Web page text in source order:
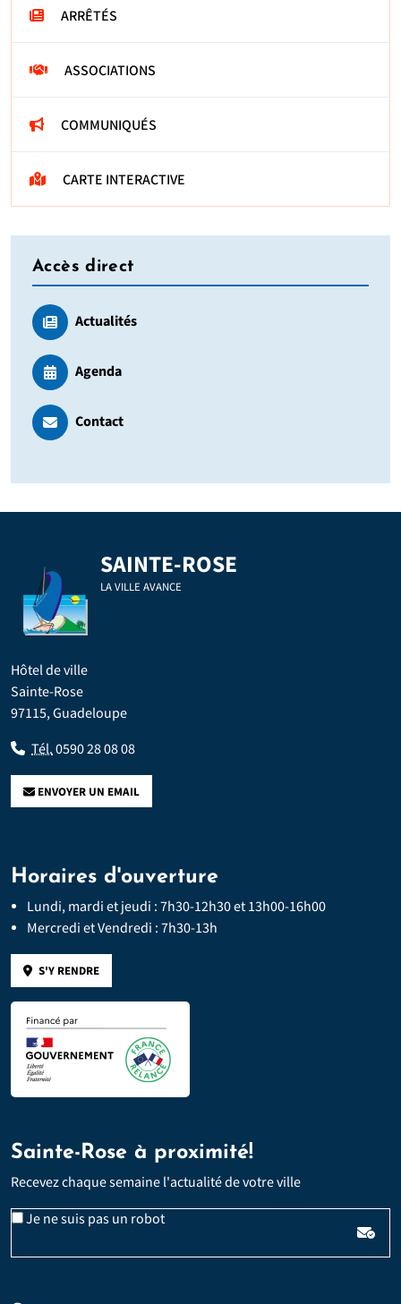
ARRÊTÉS
ASSOCIATIONS
COMMUNIQUÉS
CARTE INTERACTIVE
Accès direct
Actualités
Agenda
Contact
SAINTE-ROSE
LA VILLE AVANCE
Hôtel de ville
Sainte-Rose
97115, Guadeloupe
Tél.0590 28 08 08
ENVOYER UN EMAIL
Horaires d'ouverture
Lundi, mardi et jeudi : 7h30-12h30 et 13h00-16h00
Mercredi et Vendredi : 7h30-13h
S'Y RENDRE
Sainte-Rose à proximité!
Recevez chaque semaine l'actualité de votre ville
Je ne suis pas un robotEmail